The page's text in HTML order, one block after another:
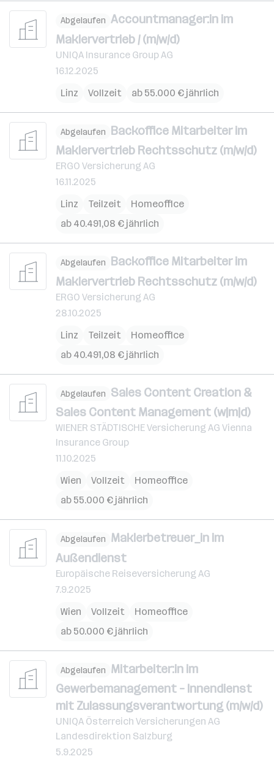
Abgelaufen Accountmanager:in im
Maklervertrieb / (m/w/d)
UNIQA Insurance Group AG
16.12.2025
Linz
Vollzeit ab 55.000 € jährlich
Abgelaufen Backoffice Mitarbeiter im
Maklervertrieb Rechtsschutz (m/w/d)
ERGO Versicherung AG
16.11.2025
Linz
Teilzeit
Homeoffice
ab 40.491,08 € jährlich
Abgelaufen Backoffice Mitarbeiter im
Maklervertrieb Rechtsschutz (m/w/d)
ERGO Versicherung AG
28.10.2025
Linz
Teilzeit
Homeoffice
ab 40.491,08 € jährlich
Abgelaufen Sales Content Creation &
Sales Content Management (w|m|d)
WIENER STÄDTISCHE Versicherung AG Vienna
Insurance Group
11.10.2025
Wien
Vollzeit
Homeoffice
ab 55.000 € jährlich
Abgelaufen Maklerbetreuer_in im
Außendienst
Europäische Reiseversicherung AG
7.9.2025
Wien
Vollzeit
Homeoffice
ab 50.000 € jährlich
Abgelaufen Mitarbeiter:in im
Gewerbemanagement – Innendienst
mit Zulassungsverantwortung (m/w/d)
UNIQA Österreich Versicherungen AG
Landesdirektion Salzburg
5.9.2025